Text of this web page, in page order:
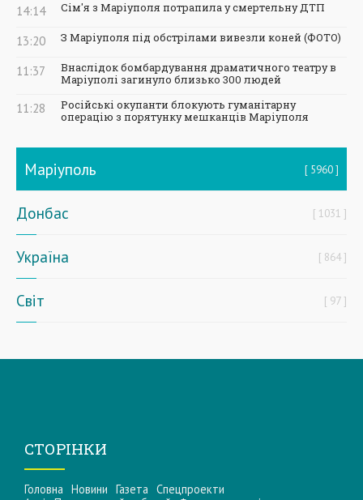
14:14 Сім'я з Маріуполя потрапила у смертельну ДТП
13:20 З Маріуполя під обстрілами вивезли коней (ФОТО)
11:37
Внаслідок бомбардування драматичного театру в
Маріуполі загинуло близько 300 людей
11:28
Російські окупанти блокують гуманітарну
операцію з порятунку мешканців Маріуполя
Маріуполь 5960
Донбас 1031
Україна 864
Світ 97
СТОРІНКИ
Головна Новини Газета Спецпроекти